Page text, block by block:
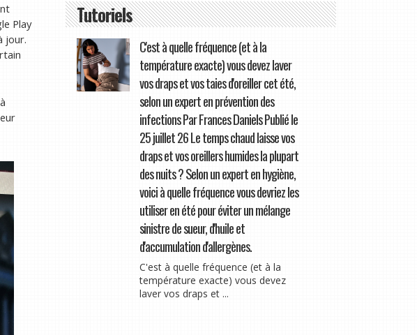
Play
jour.
Tutoriels
C'est à quelle fréquence (et à la
température exacte) vous devez laver
vos draps et vos taies d'oreiller cet été,
selon un expert en prévention des
infections Par Frances Daniels Publié le
25 juillet 26 Le temps chaud laisse vos
draps et vos oreillers humides la plupart
des nuits ? Selon un expert en hygiène,
voici à quelle fréquence vous devriez les
utiliser en été pour éviter un mélange
sinistre de sueur, d'huile et
d'accumulation d'allergènes.
C'est à quelle fréquence (et à la
température exacte) vous devez
laver vos draps et ...